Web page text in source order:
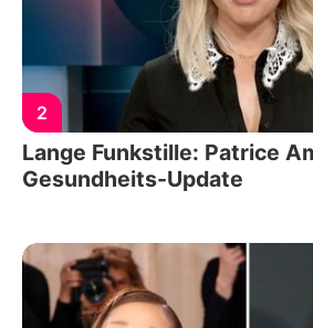
2
Lange Funkstille: Patrice
Gesundheits-Update